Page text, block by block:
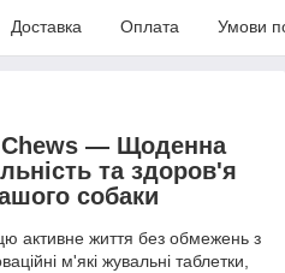
Доставка Оплата Умови
Chews — Щоденна
та здоров'я
собаки
активне життя без обмежень з
м'які жувальні таблетки,